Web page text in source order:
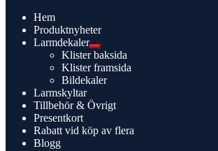
Hem
Produktnyheter
Larmdekaler
Expandera
undermeny
Klister baksida
Klister framsida
Bildekaler
Larmskyltar
Tillbehör & Övrigt
Presentkort
Rabatt vid köp av flera
Blogg